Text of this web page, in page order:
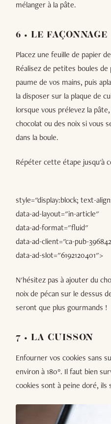
mélanger à la pâte.
6 • LE FAÇONNAGE
Placez une feuille de papier
Réalisez de petites boules
paume de vos mains, puis
la disposer sur la plaque de
lorsque vous prélevez la
chocolat ou des noix si vous
dans la boule.
Répéter cette étape jusqu'à
style="display:block; text-
data-ad-layout="in-article"
data-ad-format="fluid"
data-ad-client="ca-pub-
data-ad-slot="6192120401">
N'hésitez pas à ajouter du
noix de pécan sur le dessus
seront que plus gourmands !
7 • LA CUISSON
Enfourner vos cookies sans
environ à 180°. Il faut bien
cookies sont à peine doré, ils